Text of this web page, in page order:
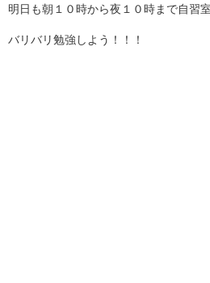
明日も朝１０時から夜１０時まで自習
バリバリ勉強しよう！！！